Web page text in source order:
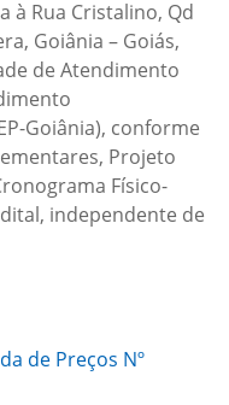
à Rua Cristalino, Qd
Goiânia – Goiás,
de Atendimento
Goiânia), conforme
Projeto
Físico-
independente de
de Preços Nº